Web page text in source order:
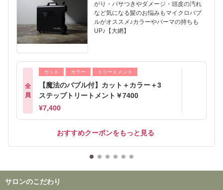
がり・パサつきやダメージ・頭皮の汚れ
など気になる髪のお悩みもマイクロバブ
ルがオススメ♪カラーやパーマの持ちも
UP♪【大網】
全
員
カット カラー トリートメント
【魔法のバブル付】カット＋カラー＋3
ステップトリートメント￥7400
¥7,400
おすすめクーポンをもっと見る
サロンのこだわり